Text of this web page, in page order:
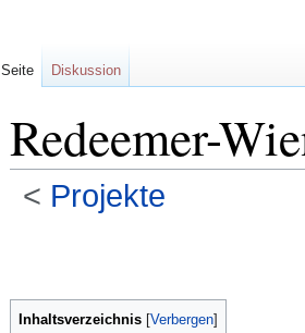
Redeemer-
< Projekte
Inhaltsverzeichnis
Seite Diskussion